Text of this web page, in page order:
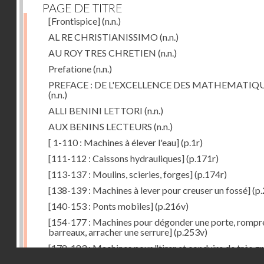
PAGE DE TITRE
[Frontispice](n.n.)
AL RE CHRISTIANISSIMO (n.n.)
AU ROY TRES CHRETIEN (n.n.)
Prefatione(n.n.)
PREFACE : DE L'EXCELLENCE DES
(n.n.)
ALLI BENINI LETTORI (n.n.)
AUX BENINS LECTEURS (n.n.)
[ 1-110 : Machines à élever l'eau](p.1r)
[111-112 : Caissons hydrauliques](p.171r)
[113-137 : Moulins, scieries, forges](p.174r)
[138-139 : Machines à lever pour creuser un fossé]
[140-153 : Ponts mobiles](p.216v)
[154-177 : Machines pour dégonder une porte,
barreaux, arracher une serrure](p.253v)
[178-183 : Machines pour "tirer et conduire de très